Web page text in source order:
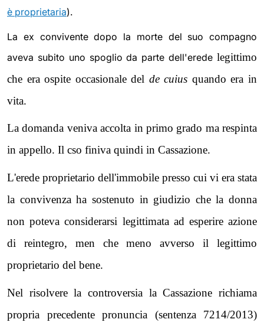
è proprietaria).
La ex convivente dopo la morte del suo compagno
aveva subito uno spoglio da parte dell'erede legittimo
che era ospite occasionale del de cuius quando era in
vita.
La domanda veniva accolta in primo grado ma respinta
in appello. Il cso finiva quindi in Cassazione.
L'erede proprietario dell'immobile presso cui vi era stata
la convivenza ha sostenuto in giudizio che la donna
non poteva considerarsi legittimata ad esperire azione
di reintegro, men che meno avverso il legittimo
proprietario del bene.
Nel risolvere la controversia la Cassazione richiama
propria precedente pronuncia (sentenza 7214/2013)